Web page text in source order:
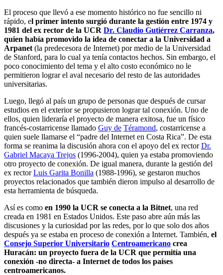
El proceso que llevó a ese momento histórico no fue sencillo ni
rápido, el primer intento surgió durante la gestión entre 1974 y
1981 del ex rector de la UCR Dr. Claudio Gutiérrez Carranza,
quien había promovido la idea de conectar a la Universidad a
Arpanet (la predecesora de Internet) por medio de la Universidad
de Stanford, para lo cual ya tenía contactos hechos. Sin embargo, el
poco conocimiento del tema y el alto costo económico no le
permitieron lograr el aval necesario del resto de las autoridades
universitarias.
Luego, llegó al país un grupo de personas que después de cursar
estudios en el exterior se propusieron lograr tal conexión. Uno de
ellos, quien lideraría el proyecto de manera exitosa, fue un físico
francés-costarricense llamado Guy de Téramond, costarricense a
quien suele llamarse el “padre del Internet en Costa Rica”. De esta
forma se reanima la discusión ahora con el apoyo del ex rectorDr.
Gabriel Macaya Trejos (1996-2004), quien ya estaba promoviendo
otro proyecto de conexión. De igual manera, durante la gestión del
ex rectorLuis Garita Bonilla (1988-1996), se gestaron muchos
proyectos relacionados que también dieron impulso al desarrollo de
esta herramienta de búsqueda.
Así es como en 1990 la UCR se conecta a la Bitnet, una red
creada en 1981 en Estados Unidos. Este paso abre aún más las
discusiones y la curiosidad por las redes, por lo que solo dos años
después ya se estaba en proceso de conexión a Internet. También, el
Consejo Superior Universitario Centroamericano crea
Huracán: un proyecto fuera de la UCR que permitía una
conexión -no directa- a Internet de todos los países
centroamericanos.